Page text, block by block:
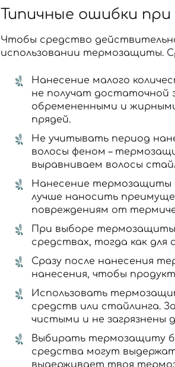
Типичные ошибки
Чтобы средство
использовании термозащиты.
Нанесение малого
не получат
обремененными и
прядей.
Не учитывать период
волосы феном –
выравниваем волосы
Нанесение термозащиты
лучше наносить
повреждениям от
При выборе термозащиты
средствах, тогда как для
Сразу после нанесения
нанесения, чтобы
Использовать
средств или стайлинга.
чистыми и не загрязнены
Выбирать термозащиту
средства могут
выдерживает твоя